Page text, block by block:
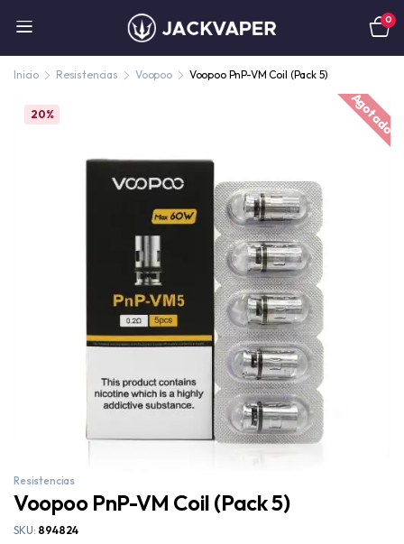
0
Inicio Resistencias Voopoo Voopoo PnP-VM Coil (Pack 5)
Agotado
20%
Resistencias
Voopoo PnP-VM Coil (Pack 5)
SKU: 894824